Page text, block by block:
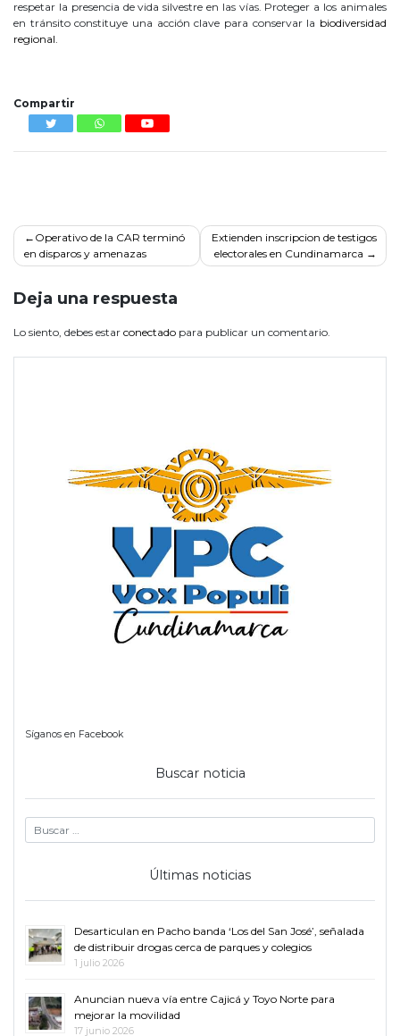
respetar la presencia de vida silvestre en las vías. Proteger a los animales
en tránsito constituye una acción clave para conservar la biodiversidad
regional.
Compartir
Navegación
de
entradas
Operativo de la CAR terminó
en disparos y amenazas
Extienden inscripcion de testigos
electorales en Cundinamarca
Deja una respuesta
Lo siento, debes estar conectado para publicar un comentario.
Síganos en Facebook
Buscar noticia
Últimas noticias
Desarticulan en Pacho banda ‘Los del San José’, señalada
de distribuir drogas cerca de parques y colegios
1 julio 2026
Anuncian nueva vía entre Cajicá y Toyo Norte para
mejorar la movilidad
17 junio 2026